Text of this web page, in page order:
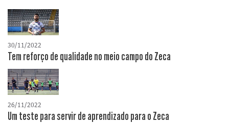
30/11/2022
Tem reforço de qualidade no meio campo do Zeca
26/11/2022
Um teste para servir de aprendizado para o Zeca